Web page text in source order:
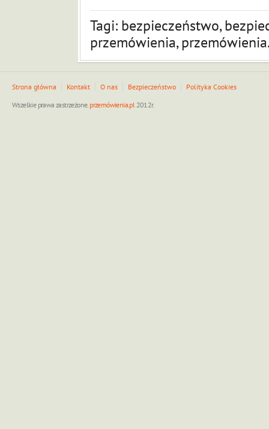
Tagi: bezpieczeństwo,
przemówienia,
Strona główna Kontakt O nas Bezpieczeństwo
Polityka Cookies
Wszelkie prawa zastrzeżone. przemówienia.pl 2012r.